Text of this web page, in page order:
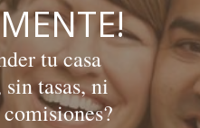
tu casa
tasas, ni